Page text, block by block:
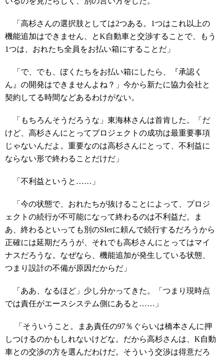
「高杉さんの選択肢としては2つある。1つはこれ以上の
機能追加はできません、とK自動車と交渉することで、もう
1つは、おれたち全員をお払い箱にすることだ」
「で、でも、ぼくたちをお払い箱にしたら、『承認く
ん』の開発はできませんよね？」今から新たに協力会社と
契約してる時間などあるわけがない。
「もちろんそうだろうな」東海林さんは首肯した。「だ
けど、高杉さんにとってプロジェクトの成功は最重要事項
じゃないんだよ。重要なのは高杉さんにとって、不利益に
ならない形で終わることだけだ」
「不利益というと……」
「今の状態で、おれたちが抜けることによって、プロジ
ェクトの続行が不可能になって終わるのは不利益だ。ま
あ、終わるといっても別のSIerに頼んで続行するだろうから
正確には延期だろうが、それでも高杉さんにとってはマイ
ナスだろうな。なぜなら、機能追加が発生している状態、
つまり設計の不備が原因だからだ」
「ああ、なるほど」少し分かってきた。「つまり現時点
では責任がエースシステム側にあると……」
「そういうこと。まあ責任の97％ぐらいは橋本さんに押
しつけるのかもしれないけどな。だから高杉さんは、K自動
車との交渉の方を選んだわけだ。そういう交渉は得意だろ